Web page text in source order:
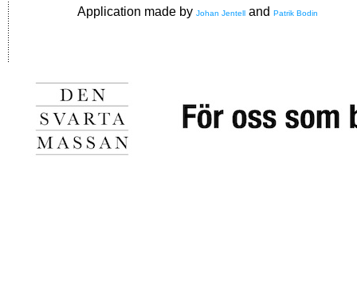
Application made by Johan Jentell and Patrik Bodin